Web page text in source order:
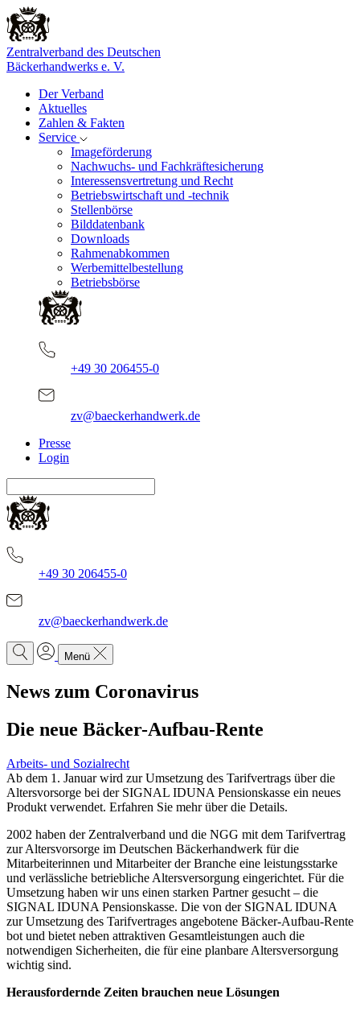
Zentralverband des Deutschen
Bäckerhandwerks e. V.
Der Verband
Aktuelles
Zahlen & Fakten
Service
Imageförderung
Nachwuchs- und Fachkräftesicherung
Interessensvertretung und Recht
Betriebswirtschaft und -technik
Stellenbörse
Bilddatenbank
Downloads
Rahmenabkommen
Werbemittelbestellung
Betriebsbörse
+49 30 206455-0
zv@baeckerhandwerk.de
Presse
Login
+49 30 206455-0
zv@baeckerhandwerk.de
Menü
News zum Coronavirus
Die neue Bäcker-Aufbau-Rente
Arbeits- und Sozialrecht
Ab dem 1. Januar wird zur Umsetzung des Tarifvertrags über die
Altersvorsorge bei der SIGNAL IDUNA Pensionskasse ein neues
Produkt verwendet. Erfahren Sie mehr über die Details.
2002 haben der Zentralverband und die NGG mit dem Tarifvertrag
zur Altersvorsorge im Deutschen Bäckerhandwerk für die
Mitarbeiterinnen und Mitarbeiter der Branche eine leistungsstarke
und verlässliche betriebliche Altersversorgung eingerichtet. Für die
Umsetzung haben wir uns einen starken Partner gesucht – die
SIGNAL IDUNA Pensionskasse. Die von der SIGNAL IDUNA
zur Umsetzung des Tarifvertrages angebotene Bäcker-Aufbau-Rente
bot und bietet neben attraktiven Gesamtleistungen auch die
notwendigen Sicherheiten, die für eine planbare Altersversorgung
wichtig sind.
Herausfordernde Zeiten brauchen neue Lösungen